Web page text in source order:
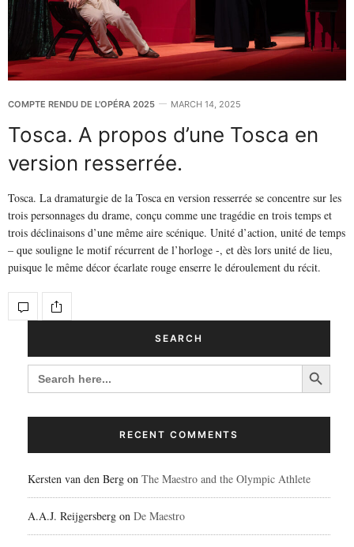
COMPTE RENDU DE L'OPÉRA 2025 MARCH 14, 2025
Tosca. A propos d’une Tosca en
version resserrée.
Tosca. La dramaturgie de la Tosca en version resserrée se concentre sur les
trois personnages du drame, conçu comme une tragédie en trois temps et
trois déclinaisons d’une même aire scénique. Unité d’action, unité de temps
– que souligne le motif récurrent de l’horloge -, et dès lors unité de lieu,
puisque le même décor écarlate rouge enserre le déroulement du récit.
SEARCH
SEARCH
FOR:
Search Button
RECENT COMMENTS
Kersten van den Berg on The Maestro and the Olympic Athlete
A.A.J. Reijgersberg on De Maestro